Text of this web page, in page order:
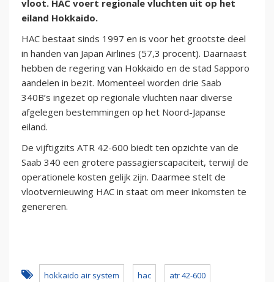
vloot. HAC voert regionale vluchten uit op het
eiland Hokkaido.
HAC bestaat sinds 1997 en is voor het grootste deel
in handen van Japan Airlines (57,3 procent). Daarnaast
hebben de regering van Hokkaido en de stad Sapporo
aandelen in bezit. Momenteel worden drie Saab
340B’s ingezet op regionale vluchten naar diverse
afgelegen bestemmingen op het Noord-Japanse
eiland.
De vijftigzits ATR 42-600 biedt ten opzichte van de
Saab 340 een grotere passagierscapaciteit, terwijl de
operationele kosten gelijk zijn. Daarmee stelt de
vlootvernieuwing HAC in staat om meer inkomsten te
genereren.
hokkaido air system hac atr 42-600